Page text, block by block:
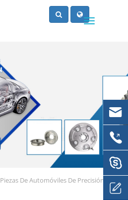
Piezas De Automóviles De Precisión